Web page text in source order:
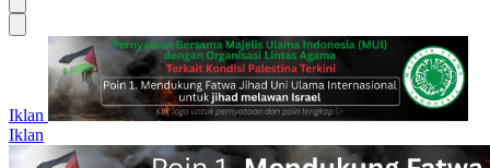
Iklan
Iklan